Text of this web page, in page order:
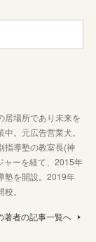
居場所であり未来を
。元広告営業犬。
指導塾の教室長(神
ャーを経て、2015年
塾を開設。2019年
。
著者の記事一覧へ